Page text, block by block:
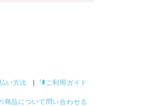
い方法 ご利用ガイド
商品について問い合わせる